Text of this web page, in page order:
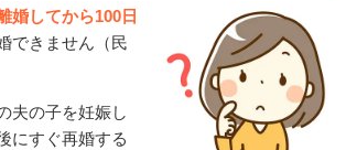
婚してから100日
できません（民
夫の子を妊娠し
にすぐ再婚する